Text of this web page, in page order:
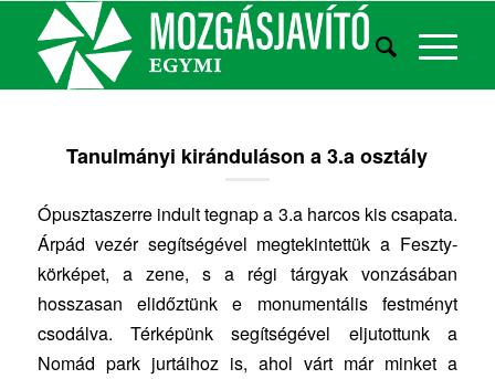
Tanulmányi kiránduláson a 3.a osztály
Ópusztaszerre indult tegnap a 3.a harcos kis csapata.
Árpád vezér segítségével megtekintettük a Feszty-
körképet, a zene, s a régi tárgyak vonzásában
hosszasan elidőztünk e monumentális festményt
csodálva. Térképünk segítségével eljutottunk a
Nomád park jurtáihoz is, ahol várt már minket a